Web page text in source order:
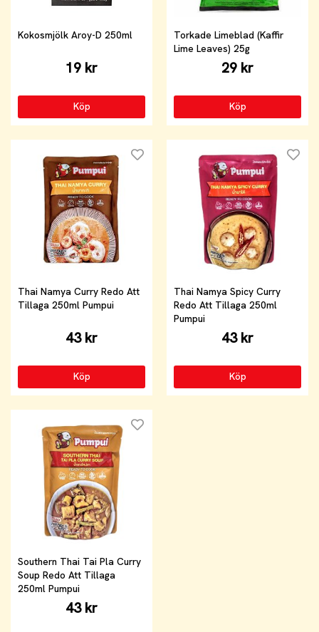
Kokosmjölk Aroy-D 250ml
19 kr
Köp
Torkade Limeblad (Kaffir
Lime Leaves) 25g
29 kr
Köp
Thai Namya Curry Redo Att
Tillaga 250ml Pumpui
43 kr
Köp
Thai Namya Spicy Curry
Redo Att Tillaga 250ml
Pumpui
43 kr
Köp
Southern Thai Tai Pla Curry
Soup Redo Att Tillaga
250ml Pumpui
43 kr